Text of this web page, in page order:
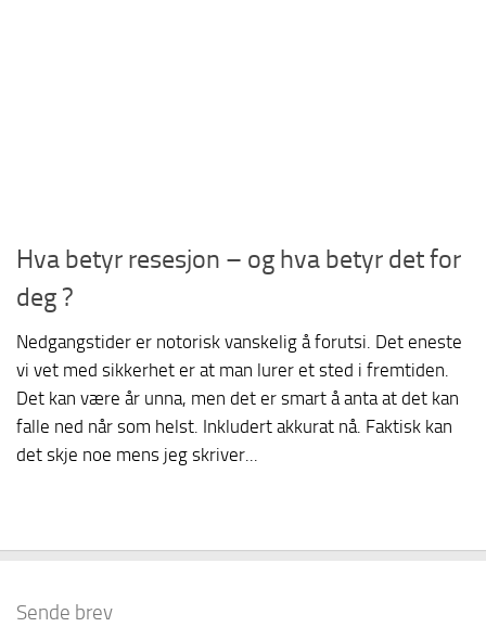
Hva betyr resesjon – og hva betyr det for
deg ?
Nedgangstider er notorisk vanskelig å forutsi. Det eneste
vi vet med sikkerhet er at man lurer et sted i fremtiden.
Det kan være år unna, men det er smart å anta at det kan
falle ned når som helst. Inkludert akkurat nå. Faktisk kan
det skje noe mens jeg skriver...
Sende brev